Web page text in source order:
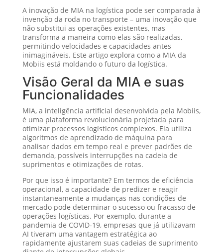
A inovação de MIA na logística pode ser comparada à
invenção da roda no transporte – uma inovação que
não substitui as operações existentes, mas
transforma a maneira como elas são realizadas,
permitindo velocidades e capacidades antes
inimagináveis. Este artigo explora como a MIA da
Mobiis está moldando o futuro da logística.
Visão Geral da MIA e suas
Funcionalidades
MIA, a inteligência artificial desenvolvida pela Mobiis,
é uma plataforma revolucionária projetada para
otimizar processos logísticos complexos. Ela utiliza
algoritmos de aprendizado de máquina para
analisar dados em tempo real e prever padrões de
demanda, possíveis interrupções na cadeia de
suprimentos e otimizações de rotas.
Por que isso é importante? Em termos de eficiência
operacional, a capacidade de predizer e reagir
instantaneamente a mudanças nas condições de
mercado pode determinar o sucesso ou fracasso de
operações logísticas. Por exemplo, durante a
pandemia de COVID-19, empresas que já utilizavam
AI tiveram uma vantagem estratégica ao
rapidamente ajustarem suas cadeias de suprimento